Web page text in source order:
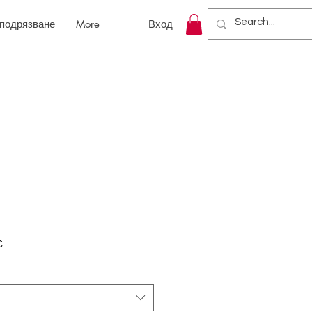
More Вход